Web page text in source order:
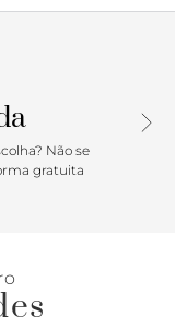
na gáspea,
da cor do modelo
Não se
gratuita